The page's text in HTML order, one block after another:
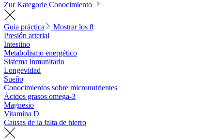
Zur Kategorie Conocimiento
Guía práctica
Mostrar los 8
Presión arterial
Intestino
Metabolismo energético
Sistema inmunitario
Longevidad
Sueño
Conocimientos sobre micronutrientes
Ácidos grasos omega-3
Magnesio
Vitamina D
Causas de la falta de hierro